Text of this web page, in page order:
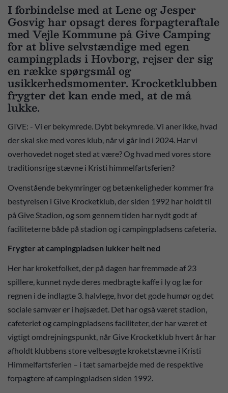
I forbindelse med at Lene og Jesper
Gosvig har opsagt deres forpagteraftale
med Vejle Kommune på Give Camping
for at blive selvstændige med egen
campingplads i Hovborg, rejser der sig
en række spørgsmål og
usikkerhedsmomenter. Krocketklubben
frygter det kan ende med, at de må
lukke.
GIVE: - Vi er bekymrede. Dybt bekymrede. Vi aner ikke, hvad
der skal ske med vores klub, når vi går ind i 2024. Har vi
overhovedet noget sted at være? Og hvad med vores store
traditionsrige stævne i Kristi himmelfartsferien?
Ovenstående bekymringer og betænkeligheder kommer fra
bestyrelsen i Give Krocketklub, der siden 1992 har holdt til
på Give Stadion, og som gennem tiden har nydt godt af
faciliteterne både på stadion og i campingpladsens cafeteria.
Frygter at campingpladsen lukker helt ned
Her har kroketfolket, der på dagen har fremmøde af 23
spillere, kunnet nyde deres medbragte kaffe i ly og læ for
regnen i de indlagte 3. halvlege, hvor det gode humør og det
sociale samvær er i højsædet. Det har også været stadion,
cafeteriet og campingpladsens faciliteter, der har været et
vigtigt omdrejningspunkt, når Give Krocketklub hvert år har
afholdt klubbens store velbesøgte kroketstævne i Kristi
Himmelfartsferien – i tæt samarbejde med de respektive
forpagtere af campingpladsen siden 1992.